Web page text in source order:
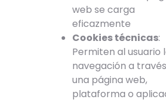
web se carga
eficazmente
Cookies técnicas:
Permiten al usuario
navegación a
una página web,
plataforma o